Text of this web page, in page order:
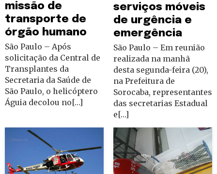
missão de
transporte de
órgão humano
São Paulo – Após
solicitação da Central de
Transplantes da
Secretaria da Saúde de
São Paulo, o helicóptero
Águia decolou no[…]
serviços móveis
de urgência e
emergência
São Paulo – Em reunião
realizada na manhã
desta segunda-feira (20),
na Prefeitura de
Sorocaba, representantes
das secretarias Estadual
e[…]